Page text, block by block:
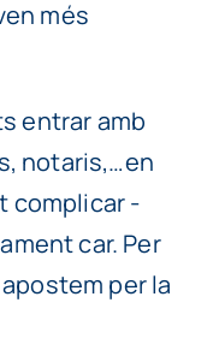
més
entrar amb
notaris,…en
complicar -
car. Per
per la